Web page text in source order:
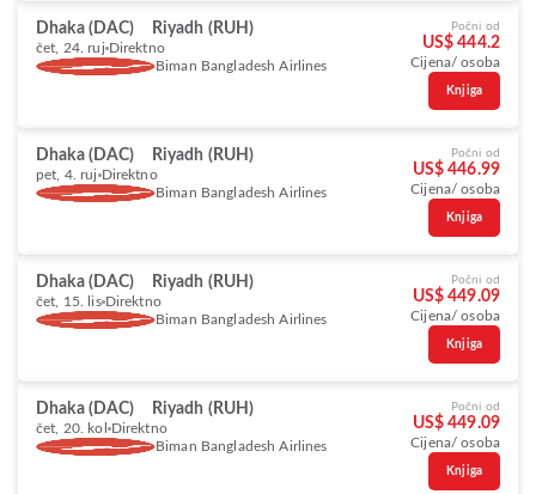
Dhaka (DAC) Riyadh (RUH)
čet, 24. ruj Direktno
Biman Bangladesh Airlines
Počni od
US$ 444.2
Cijena/ osoba
Knjiga
Dhaka (DAC) Riyadh (RUH)
pet, 4. ruj Direktno
Biman Bangladesh Airlines
Počni od
US$ 446.99
Cijena/ osoba
Knjiga
Dhaka (DAC) Riyadh (RUH)
čet, 15. lis Direktno
Biman Bangladesh Airlines
Počni od
US$ 449.09
Cijena/ osoba
Knjiga
Dhaka (DAC) Riyadh (RUH)
čet, 20. kol Direktno
Biman Bangladesh Airlines
Počni od
US$ 449.09
Cijena/ osoba
Knjiga